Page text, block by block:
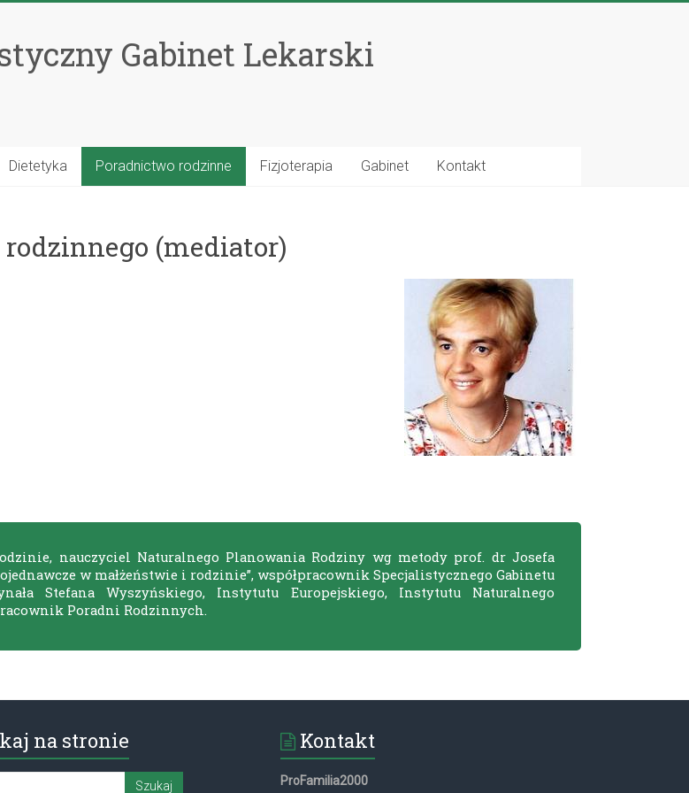
Gabinet Lekarski
Dietetyka Poradnictwo rodzinne Fizjoterapia Gabinet Kontakt
rodzinnego (mediator)
nauczyciel Naturalnego Planowania Rodziny wg metody prof. dr Josefa
w małżeństwie i rodzinie”, współpracownik Specjalistycznego Gabinetu
Stefana Wyszyńskiego, Instytutu Europejskiego, Instytutu Naturalnego
Poradni Rodzinnych.
na stronie Kontakt
ProFamilia2000